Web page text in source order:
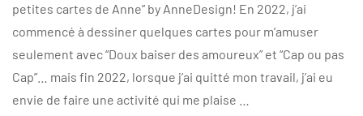
petites cartes de Anne” by AnneDesign! En 2022, j’ai
commencé à dessiner quelques cartes pour m’amuser
seulement avec “Doux baiser des amoureux” et “Cap ou pas
Cap”… mais fin 2022, lorsque j’ai quitté mon travail, j’ai eu
envie de faire une activité qui me plaise …